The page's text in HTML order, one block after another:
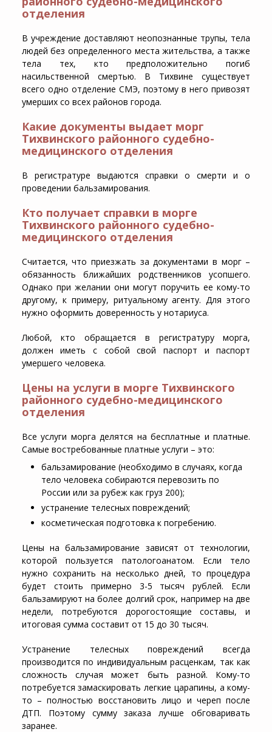
отделения
В учреждение доставляют неопознанные трупы, тела
людей без определенного места жительства, а также
тела тех, кто предположительно погиб
насильственной смертью. В Тихвине существует
всего одно отделение СМЭ, поэтому в него привозят
умерших со всех районов города.
Какие документы выдает морг
Тихвинского районного судебно-
медицинского отделения
В регистратуре выдаются справки о смерти и о
проведении бальзамирования.
Кто получает справки в морге
Тихвинского районного судебно-
медицинского отделения
Считается, что приезжать за документами в морг –
обязанность ближайших родственников усопшего.
Однако при желании они могут поручить ее кому-то
другому, к примеру, ритуальному агенту. Для этого
нужно оформить доверенность у нотариуса.
Любой, кто обращается в регистратуру морга,
должен иметь с собой свой паспорт и паспорт
умершего человека.
Цены на услуги в морге Тихвинского
районного судебно-медицинского
отделения
Все услуги морга делятся на бесплатные и платные.
Самые востребованные платные услуги – это:
бальзамирование (необходимо в случаях, когда
тело человека собираются перевозить по
России или за рубеж как груз 200);
устранение телесных повреждений;
косметическая подготовка к погребению.
Цены на бальзамирование зависят от технологии,
которой пользуется патологоанатом. Если тело
нужно сохранить на несколько дней, то процедура
будет стоить примерно 3-5 тысяч рублей. Если
бальзамируют на более долгий срок, например на две
недели, потребуются дорогостоящие составы, и
итоговая сумма составит от 15 до 30 тысяч.
Устранение телесных повреждений всегда
производится по индивидуальным расценкам, так как
сложность случая может быть разной. Кому-то
потребуется замаскировать легкие царапины, а кому-
то – полностью восстановить лицо и череп после
ДТП. Поэтому сумму заказа лучше обговаривать
заранее.